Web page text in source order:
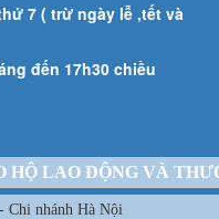
7 ( trừ ngày lễ ,tết và
chiều
HỘ LAO ĐỘNG VÀ
Chi nhánh Hà Nội